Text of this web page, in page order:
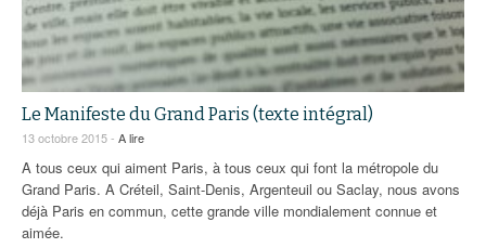
Le Manifeste du Grand Paris (texte intégral)
13 octobre 2015 - A lire
A tous ceux qui aiment Paris, à tous ceux qui font la métropole du
Grand Paris. A Créteil, Saint-Denis, Argenteuil ou Saclay, nous avons
déjà Paris en commun, cette grande ville mondialement connue et
aimée.